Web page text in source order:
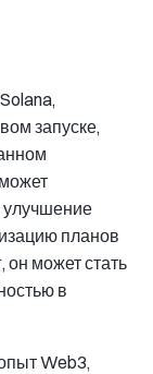
запуске,
планов
он может стать
в
Web3,